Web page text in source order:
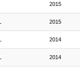
2015
2015
2014
2014